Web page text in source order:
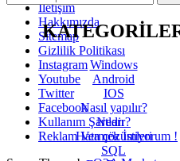
Windows
Android
IOS
Nasıl yapılır?
Nedir?
Hata çözümleri
SQL
İletişim
Hakkımızda
Sitemap
Gizlilik Politikası
Instagram
Youtube
Twitter
Facebook
Kullanım Şartları
Reklam Vermek İstiyorum !